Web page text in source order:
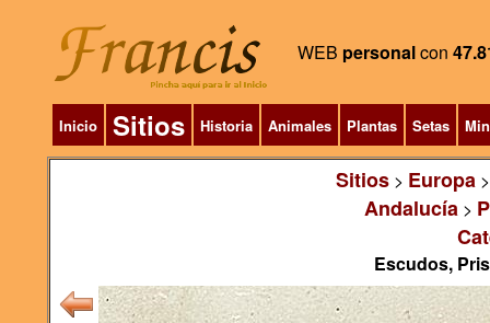
WEB personalcon
Inicio Sitios Historia Animales Plantas Setas
Sitios> Europa
Andalucía >
Escudos,